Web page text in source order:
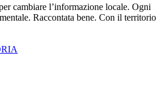
cambiare l’informazione locale. Ogni
Raccontata bene. Con il territorio